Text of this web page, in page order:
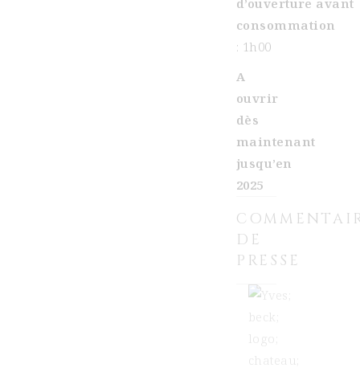
d’ouverture avant
consommation
: 1h00
A
ouvrir
dès
maintenant
jusqu’en
2025
DE
PRESSE